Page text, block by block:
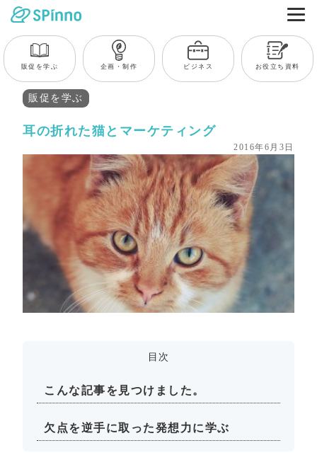
販促を学ぶ 企画・制作 ビジネス お役立ち資料
販促を学ぶ
耳の折れた猫とマーケティング
2016年6月3日
目次
こんな記事を見つけました。
欠点を逆手に取った発想力に学ぶ